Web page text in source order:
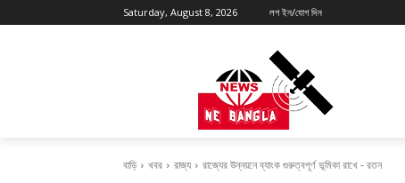
Saturday, August 8, 2026 লগ ইন/যোগ দিন
বাড়ি খবর রাজ্য রাজ্যের উন্নয়নে ব্যাংক গুরুত্বপূর্ণ ভূমিকা রাখে - রতন